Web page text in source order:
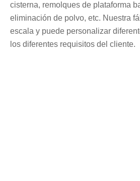
cisterna, remolques de plataforma
eliminación de polvo, etc. Nuestra
escala y puede personalizar
los diferentes requisitos del cliente.